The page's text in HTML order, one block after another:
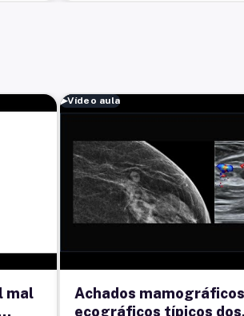
mal
▶Vídeo aula
Achados
ecográficos típicos dos